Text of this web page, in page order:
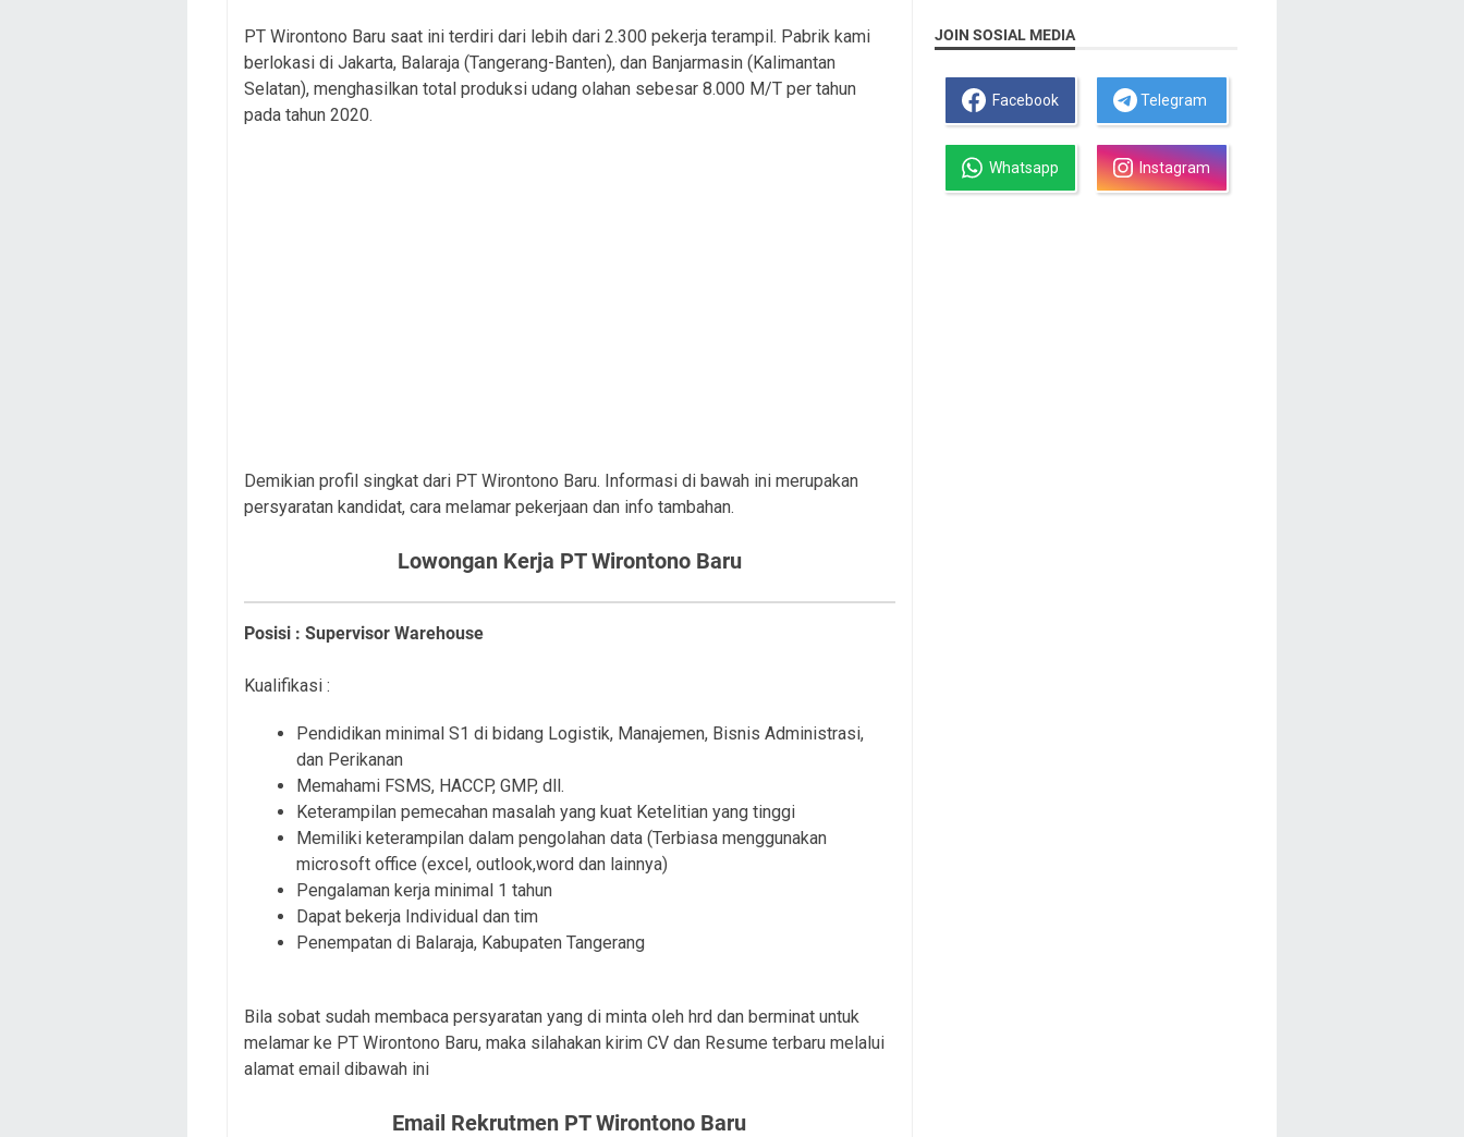
PT Wirontono Baru saat ini terdiri dari lebih dari 2.300 pekerja terampil. Pabrik kami
berlokasi di Jakarta, Balaraja (Tangerang-Banten), dan Banjarmasin (Kalimantan
Selatan), menghasilkan total produksi udang olahan sebesar 8.000 M/T per tahun
pada tahun 2020.
Demikian profil singkat dari PT Wirontono Baru. Informasi di bawah ini merupakan
persyaratan kandidat, cara melamar pekerjaan dan info tambahan.
Lowongan Kerja PT Wirontono Baru
Posisi : Supervisor Warehouse
Kualifikasi :
Pendidikan minimal S1 di bidang Logistik, Manajemen, Bisnis Administrasi,
dan Perikanan
Memahami FSMS, HACCP, GMP, dll.
Keterampilan pemecahan masalah yang kuat Ketelitian yang tinggi
Memiliki keterampilan dalam pengolahan data (Terbiasa menggunakan
microsoft office (excel, outlook,word dan lainnya)
Pengalaman kerja minimal 1 tahun
Dapat bekerja Individual dan tim
Penempatan di Balaraja, Kabupaten Tangerang
Bila sobat sudah membaca persyaratan yang di minta oleh hrd dan berminat untuk
melamar ke PT Wirontono Baru, maka silahakan kirim CV dan Resume terbaru melalui
alamat email dibawah ini
Email Rekrutmen PT Wirontono Baru
JOIN SOSIAL MEDIA
Facebook Telegram
Whatsapp Instagram